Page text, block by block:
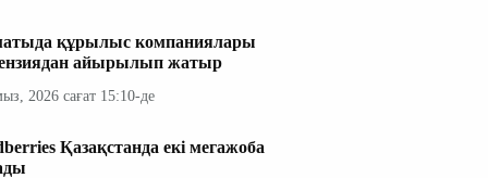
құрылыс компаниялары
айырылып жатыр
2026 сағат 15:10-де
Қазақстанда екі мегажоба